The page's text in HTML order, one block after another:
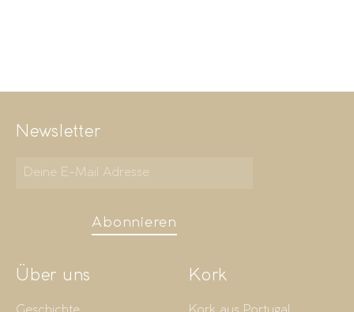
Newsletter
Abonnieren
Über uns Kork